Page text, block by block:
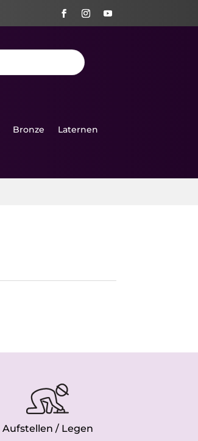
Bronze
Laternen
Aufstellen / Legen